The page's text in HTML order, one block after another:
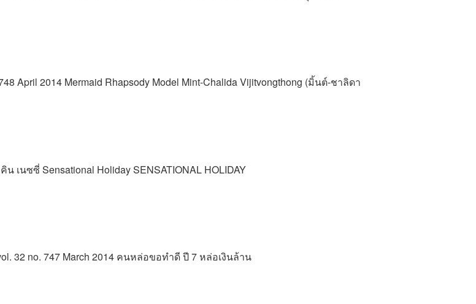
April 2014 Mermaid Rhapsody Model Mint-Chalida Vijitvongthong (มิ้นต์-ชาลิดา
เนซซี่ Sensational Holiday SENSATIONAL HOLIDAY
32 no. 747 March 2014 คนหล่อขอทำดี ปี 7 หล่อเงินล้าน